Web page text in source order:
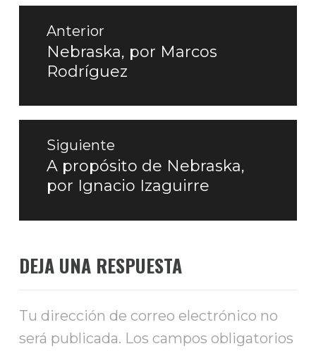
Navegación
entradas
Anterior
Entrada
anterior:
Nebraska, por Marcos
Rodríguez
Siguiente
Entrada
siguiente:
A propósito de Nebraska,
por Ignacio Izaguirre
DEJA UNA RESPUESTA
Tu dirección de correo electrónico no
será publicada. Los campos obligatorios